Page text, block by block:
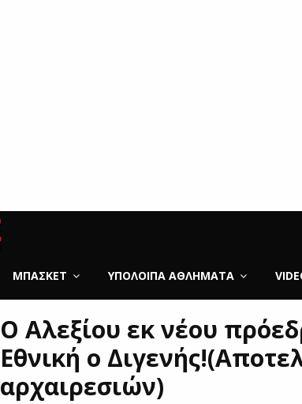
ΜΠΆΣΚΕΤ ΥΠΌΛΟΙΠΑ ΑΘΛΉΜΑΤΑ
Ο Αλεξίου εκ νέου
Εθνική ο
αρχαιρεσιών)